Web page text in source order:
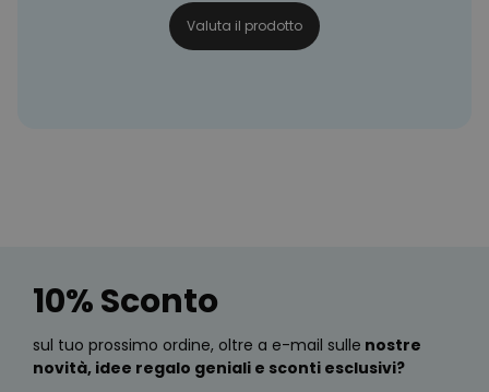
Valuta il prodotto
10% Sconto
sul tuo prossimo ordine, oltre a e-mail sulle nostre
novità, idee regalo geniali e sconti esclusivi?